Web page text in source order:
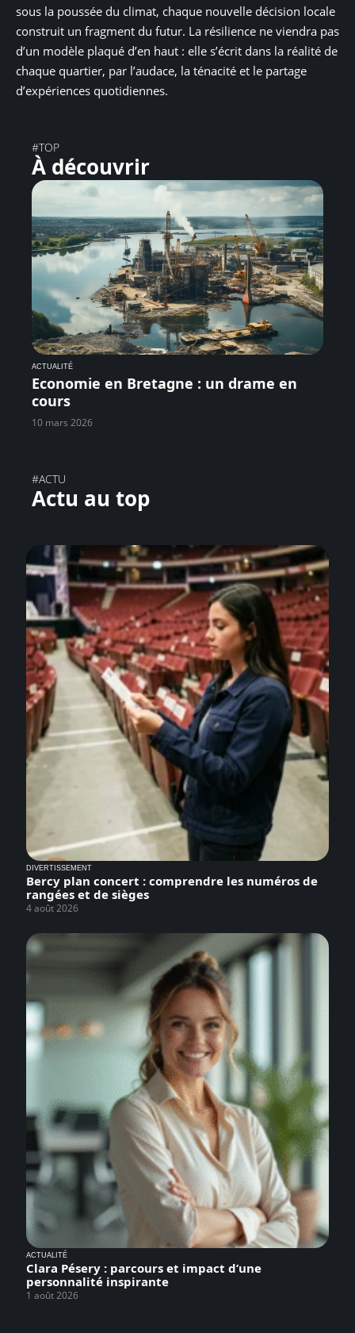
sous la poussée du climat, chaque nouvelle décision locale
construit un fragment du futur. La résilience ne viendra pas
d’un modèle plaqué d’en haut : elle s’écrit dans la réalité de
chaque quartier, par l’audace, la ténacité et le partage
d’expériences quotidiennes.
#TOP
À découvrir
ACTUALITÉ
Economie en Bretagne : un drame en
cours
10 mars 2026
#ACTU
Actu au top
DIVERTISSEMENT
Bercy plan concert : comprendre les numéros de
rangées et de sièges
4 août 2026
ACTUALITÉ
Clara Pésery : parcours et impact d’une
personnalité inspirante
1 août 2026